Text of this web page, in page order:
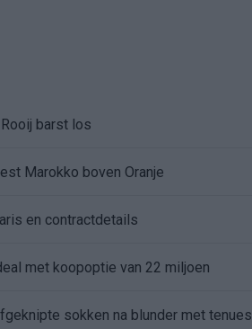
barst los
Marokko boven Oranje
en contractdetails
met koopoptie van 22 miljoen
sokken na blunder met tenues